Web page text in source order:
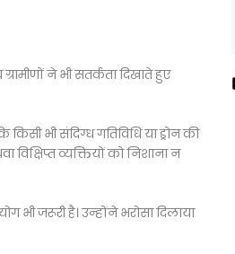
ने भी सतर्कता दिखाते हुए
भी संदिग्ध गतिविधि या ड्रोन की
व्यक्तियों को निशाना न
जरूरी है। उन्होंने भरोसा दिलाया